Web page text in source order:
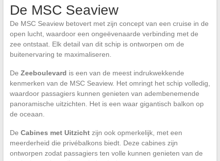
De MSC Seaview
De MSC Seaview betovert met zijn concept van een cruise in de
open lucht, waardoor een ongeëvenaarde verbinding met de
zee ontstaat. Elk detail van dit schip is ontworpen om de
buitenervaring te maximaliseren.
De Zeeboulevard is een van de meest indrukwekkende
kenmerken van de MSC Seaview. Het omringt het schip volledig,
waardoor passagiers kunnen genieten van adembenemende
panoramische uitzichten. Het is een waar gigantisch balkon op
de oceaan.
De Cabines met Uitzichtzijn ook opmerkelijk, met een
meerderheid die privébalkons biedt. Deze cabines zijn
ontworpen zodat passagiers ten volle kunnen genieten van de